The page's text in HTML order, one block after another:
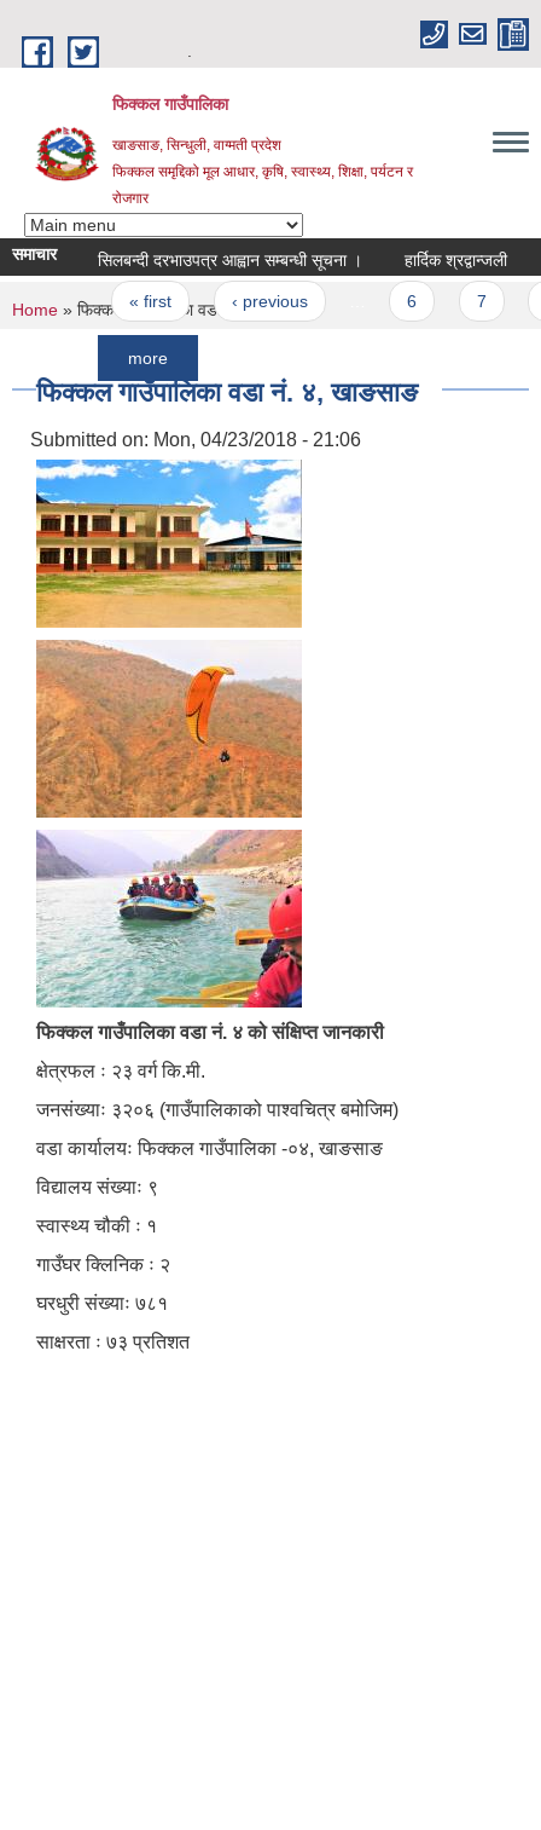
फिक्कल गाउँपालिका
खाङसाङ, सिन्धुली, वाग्मती प्रदेश
फिक्कल समृद्दिको मूल आधार, कृषि, स्वास्थ्य, शिक्षा, पर्यटन र
रोजगार
समाचारसिलबन्दी दरभाउपत्र आह्वान सम्बन्धी सूचना । हार्दिक श्रद्वान्जली
Pages
« first ‹ previous …
You are here
Home » फिक्कल गाउँपालिका वडा नं. ४, खाङसाङ
फिक्कल गाउँपालिका वडा नं. ४, खाङसाङ
Submitted on: Mon, 04/23/2018 - 21:06
फिक्कल गाउँपालिका वडा नं. ४ को संक्षिप्त जानकारी
क्षेत्रफल ः २३ वर्ग कि.मी.
जनसंख्याः ३२०६ (गाउँपालिकाको पाश्वचित्र बमोजिम)
वडा कार्यालयः फिक्कल गाउँपालिका -०४, खाङसाङ
विद्यालय संख्याः ९
स्वास्थ्य चौकी ः १
गाउँघर क्लिनिक ः २
घरधुरी संख्याः ७८१
साक्षरता ः ७३ प्रतिशत